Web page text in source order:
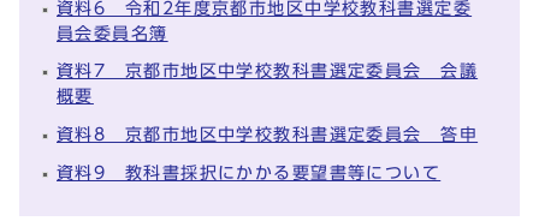
資料6 令和2年度京都市地区中学校教科書選定委
員会委員名簿
資料7 京都市地区中学校教科書選定委員会 会議
概要
資料8 京都市地区中学校教科書選定委員会 答申
資料9 教科書採択にかかる要望書等について